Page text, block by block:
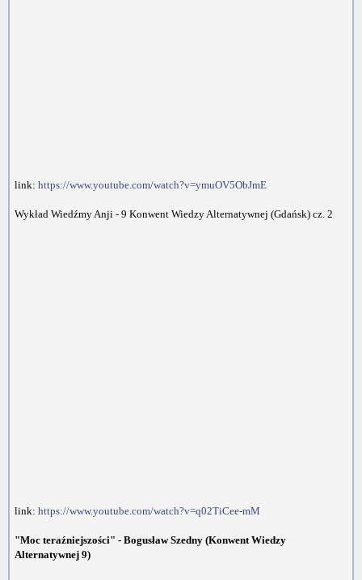
link: https://www.youtube.com/watch?v=ymuOV5ObJmE
Wykład Wiedźmy Anji - 9 Konwent Wiedzy Alternatywnej (Gdańsk) cz. 2
link: https://www.youtube.com/watch?v=q02TiCee-mM
"Moc teraźniejszości" - Bogusław Szedny (Konwent Wiedzy
Alternatywnej 9)